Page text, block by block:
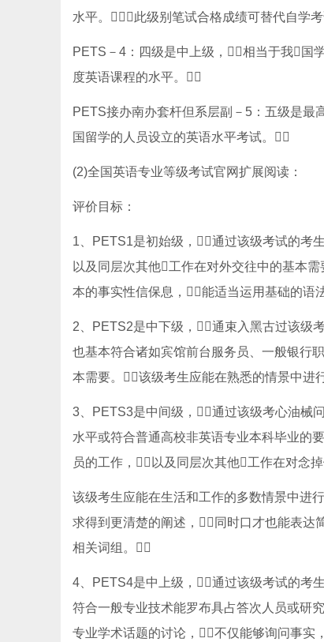
水平。（此级别笔试合格成绩可替代自学
PETS－4：四级是中上级，相当于我国
度英语课程的水平。
PETS接办南办套杆但系层副－5：五级是最
国留学的人员设立的英语水平考试。
(2)全国英语专业等级考试官网扩展阅读：
评价目标：
1、PETS1是初始级，通过该级考试的考
以及同层次其他工作在对外交往中的基本
本的事实性信保息，能适当运用基础的
2、PETS2是中下级，通束入黑古过该级
也基本符合诸如宾馆前台服务员、一般银行
本需要。该级考生应能在熟悉的情景中进
3、PETS3是中间级，通过该级考心油械
水平或符合普通高校非英语专业本科毕业的
员的工作，以及同层次其他工作在对念
该级考生应能在生活和工作的多数情景中进
求得到更清楚的阐述，同时口才也能表达
相关词组。
4、PETS4是中上级，通过该级考试的考
符合一般专业技术能罗布具占答次人员或研
专业学术话题的讨论，不仅能够询问事实